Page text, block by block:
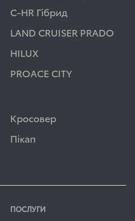
C-HR Гібрид
LAND CRUISER PRADO
HILUX
PROACE CITY
Кросовер
Пікап
ПОСЛУГИ